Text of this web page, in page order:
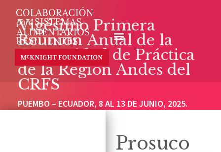
Vigésimo Primera
Reunión Anual de la
Comunidad de Práctica
de la Región Andes del
CRFS
PUEMBO – ECUADOR, 8 AL 13 DE JUNIO, 2025.
Prosuco